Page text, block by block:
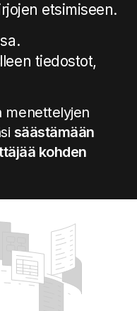
etsimiseen.
tiedostot,
menettelyjen
säästämään
kohden